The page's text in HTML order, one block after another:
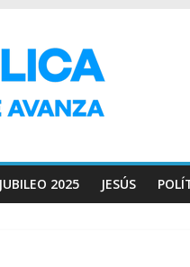
JUBILEO 2025 JESÚS